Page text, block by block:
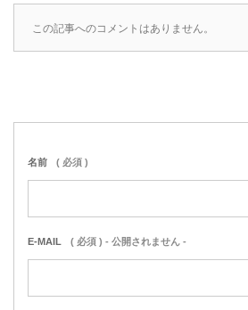
この記事へのコメントはありません。
名前 ( 必須 )
E-MAIL ( 必須 ) - 公開されません -